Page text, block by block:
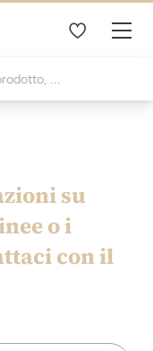
su
o i
con il